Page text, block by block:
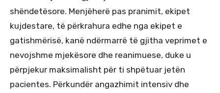
shëndetësore. Menjëherë pas pranimit, ekipet
kujdestare, të përkrahura edhe nga ekipet e
gatishmërisë, kanë ndërmarrë të gjitha veprimet e
nevojshme mjekësore dhe reanimuese, duke u
përpjekur maksimalisht për ti shpëtuar jetën
pacientes. Përkundër angazhimit intensiv dhe